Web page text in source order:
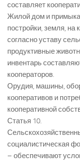
составляет
Жилой дом и
постройки, земля, на
согласно уставу
продуктивные
инвентарь
кооператоров.
Орудия, машины,
кооперативов и
кооперативной
Статья 10.
социалистическая
– обеспечивают